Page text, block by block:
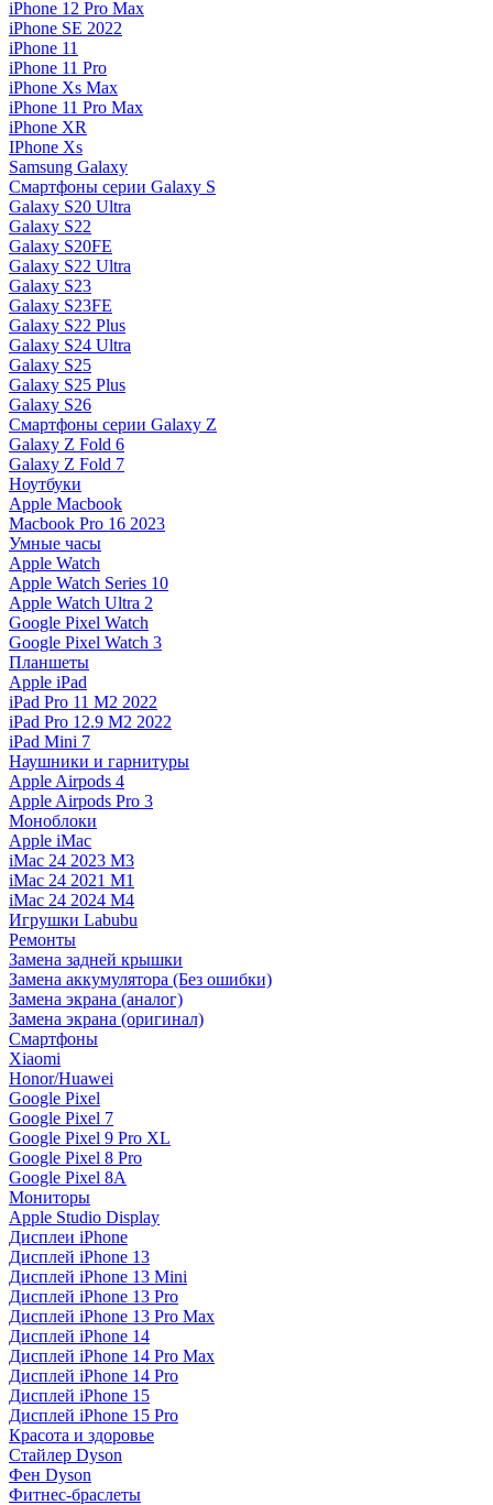
iPhone 12 Pro Max
iPhone SE 2022
iPhone 11
iPhone 11 Pro
iPhone Xs Max
iPhone 11 Pro Max
iPhone XR
IPhone Xs
Samsung Galaxy
Смартфоны серии Galaxy S
Galaxy S20 Ultra
Galaxy S22
Galaxy S20FE
Galaxy S22 Ultra
Galaxy S23
Galaxy S23FE
Galaxy S22 Plus
Galaxy S24 Ultra
Galaxy S25
Galaxy S25 Plus
Galaxy S26
Смартфоны серии Galaxy Z
Galaxy Z Fold 6
Galaxy Z Fold 7
Ноутбуки
Apple Macbook
Macbook Pro 16 2023
Умные часы
Apple Watch
Apple Watch Series 10
Apple Watch Ultra 2
Google Pixel Watch
Google Pixel Watch 3
Планшеты
Apple iPad
iPad Pro 11 M2 2022
iPad Pro 12.9 M2 2022
iPad Mini 7
Наушники и гарнитуры
Apple Airpods 4
Apple Airpods Pro 3
Моноблоки
Apple iMac
iMac 24 2023 M3
iMac 24 2021 M1
iMac 24 2024 M4
Игрушки Labubu
Ремонты
Замена задней крышки
Замена аккумулятора (Без ошибки)
Замена экрана (аналог)
Замена экрана (оригинал)
Смартфоны
Xiaomi
Honor/Huawei
Google Pixel
Google Pixel 7
Google Pixel 9 Pro XL
Google Pixel 8 Pro
Google Pixel 8A
Мониторы
Apple Studio Display
Дисплеи iPhone
Дисплей iPhone 13
Дисплей iPhone 13 Mini
Дисплей iPhone 13 Pro
Дисплей iPhone 13 Pro Max
Дисплей iPhone 14
Дисплей iPhone 14 Pro Max
Дисплей iPhone 14 Pro
Дисплей iPhone 15
Дисплей iPhone 15 Pro
Красота и здоровье
Стайлер Dyson
Фен Dyson
Фитнес-браслеты